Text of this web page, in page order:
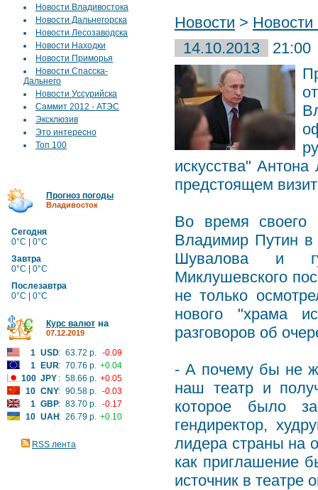
Новости Владивостока
Новости Дальнегорска
Новости Лесозаводска
Новости Находки
Новости Приморья
Новости Спасска-
Дальнего
Новости Уссурийска
Саммит 2012 - АТЭС
Эксклюзив
Это интересно
Топ 100
Прогноз погоды
Владивосток
Сегодня
0°C | 0°C
Завтра
0°C | 0°C
Послезавтра
0°C | 0°C
Курс валют на
07.12.2019
1 USD: 63.72 р. -0.09
1
EUR: 70.76 р. +0.04
100 JPY : 58.66 р. +0.05
10 CNY: 90.58 р. -0.03
1 GBP: 83.70 р. -0.17
10 UAH: 26.79 р. +0.10
RSS лента
Новости > Новости
14.10.2013
21:00
искусства"
предстоящем
Во время своего
Владимир Путин в
Шувалова и
Миклушевского
не только
нового "храма
разговоров об
- А почему бы не
наш театр и
которое было
гендиректор,
лидера страны на
как приглашение
источник в театре